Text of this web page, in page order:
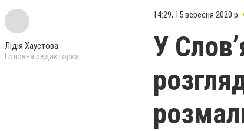
Лідія Хаустова
Головна редакторка
14:29, 15 вересня 2020 р.
У